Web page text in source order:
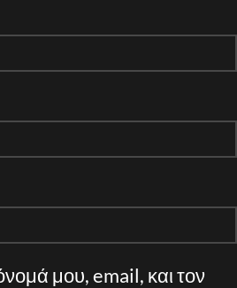
μου, email, και τον